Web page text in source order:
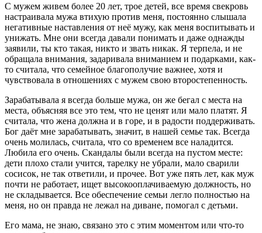
С мужем живем более 20 лет, трое детей, все время свекровь
настраивала мужа втихую против меня, постоянно слышала
негативные наставления от неё мужу, как меня воспитывать и
унижать. Мне они всегда давали понимать и даже однажды
заявили, ты кто такая, никто и звать никак. Я терпела, и не
обращала внимания, задаривала вниманием и подарками, как-
то считала, что семейное благополучие важнее, хотя и
чувствовала в отношениях с мужем свою второстепенность.
Зарабатывала я всегда больше мужа, он же бегал с места на
места, объясняя все это тем, что не ценят или мало платят. Я
считала, что жена должна и в горе, и в радости поддерживать.
Бог даёт мне зарабатывать, значит, в нашей семье так. Всегда
очень молилась, считала, что со временем все наладится.
Любила его очень. Скандалы были всегда на пустом месте:
дети плохо стали учится, тарелку не убрали, мало сварили
сосисок, не так ответили, и прочее. Вот уже пять лет, как муж
почти не работает, ищет высокооплачиваемую должность, но
не складывается. Все обеспечение семьи легло полностью на
меня, но он правда не лежал на диване, помогал с детьми.
Его мама, не знаю, связано это с этим моментом или что-то